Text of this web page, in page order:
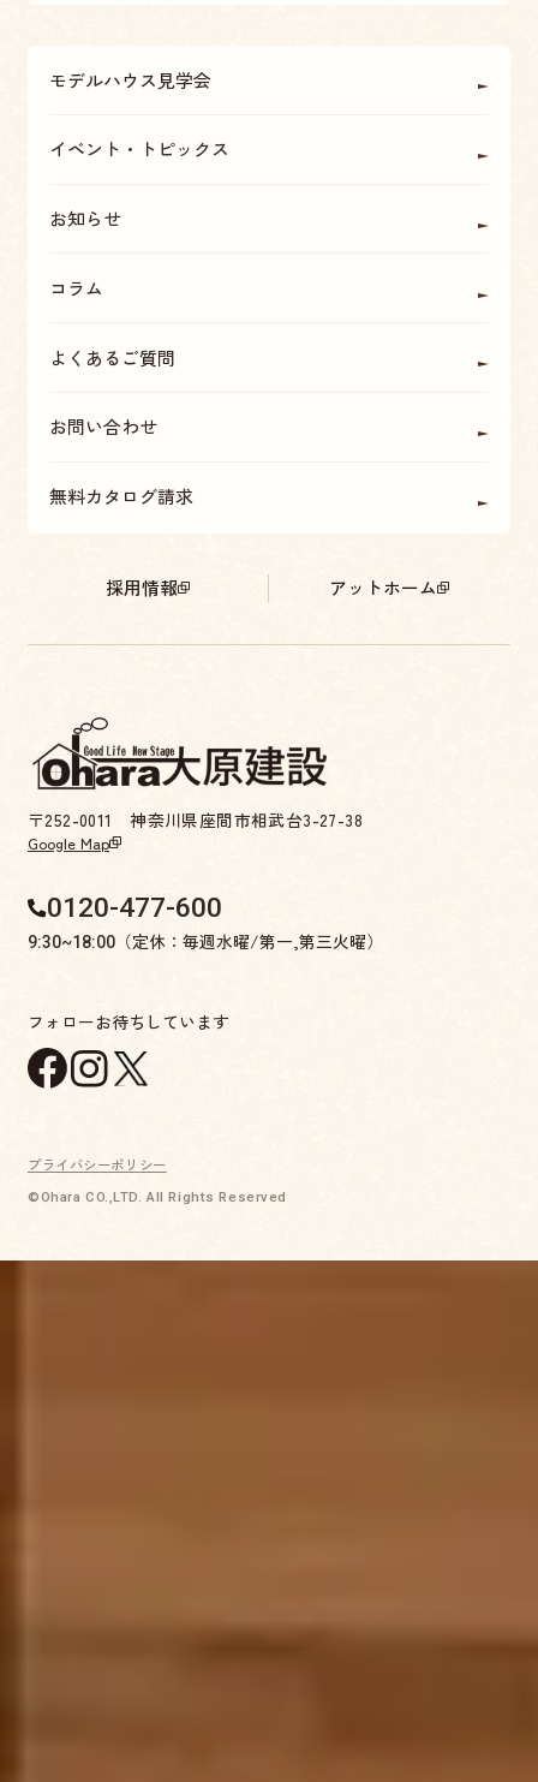
モデルハウス見学会
イベント・トピックス
お知らせ
コラム
よくあるご質問
お問い合わせ
無料カタログ請求
採用情報 アットホーム
〒252-0011 神奈川県座間市相武台3-27-38
Google Map
0120-477-600
9:30~18:00（定休：毎週水曜/第一,第三火曜）
フォローお待ちしています
プライバシーポリシー
©Ohara CO.,LTD. All Rights Reserved